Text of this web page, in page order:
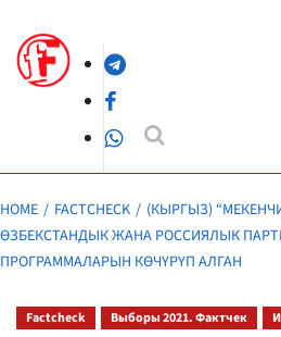
content
Telegram
Facebook
WhatsApp
HOME FACTCHECK
(КЫРГЫЗ)
ӨЗБЕКСТАНДЫК ЖАНА РОССИЯЛЫК
ПРОГРАММАЛАРЫН КӨЧҮРҮП АЛГАН
Factcheck Выборы 2021. Фактчек